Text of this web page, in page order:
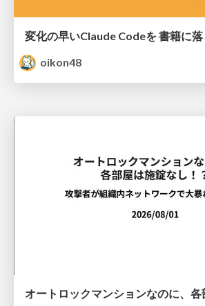
変化の早いClaude Codeを 書籍に
oikon48